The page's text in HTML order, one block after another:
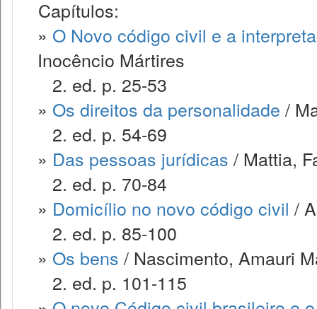
Capítulos:
» O Novo código civil e a
Inocêncio Mártires
2. ed. p. 25-53
» Os direitos da personalidade /
2. ed. p. 54-69
» Das pessoas jurídicas / Mattia,
2. ed. p. 70-84
» Domicílio no novo código civil /
2. ed. p. 85-100
» Os bens / Nascimento, Amauri
2. ed. p. 101-115